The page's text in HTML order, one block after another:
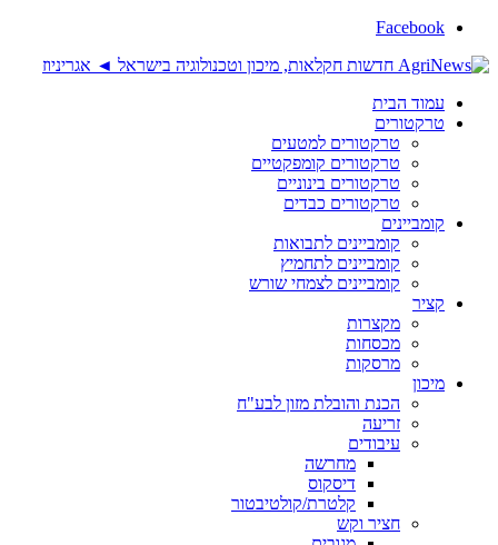
Facebook
עמוד הבית
טרקטורים
טרקטורים למטעים
טרקטורים קומפקטיים
טרקטורים בינוניים
טרקטורים כבדים
קומביינים
קומביינים לתבואות
קומביינים לתחמיץ
קומביינים לצמחי שורש
קציר
מקצרות
מכסחות
מרסקות
מיכון
הכנת והובלת מזון לבע"ח
זריעה
עיבודים
מחרשה
דיסקוס
קלטרת/קולטיבטור
חציר וקש